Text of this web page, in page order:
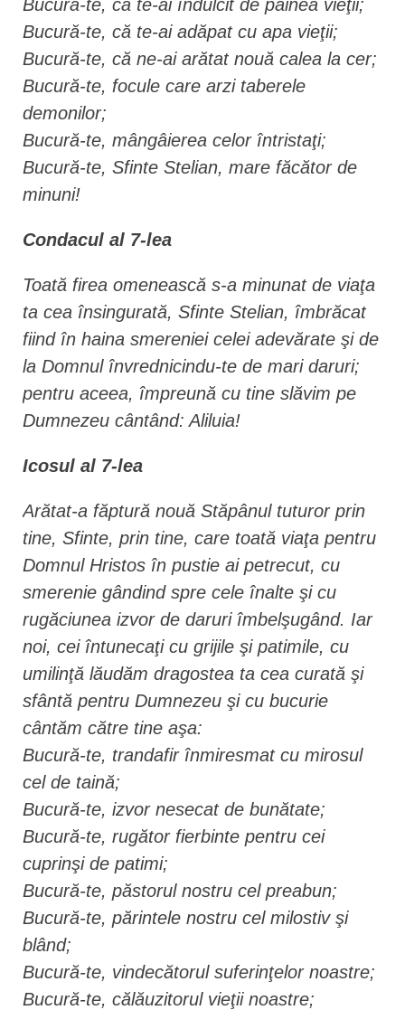
Bucură-te, că te-ai îndulcit de pâinea vieţii;
Bucură-te, că te-ai adăpat cu apa vieţii;
Bucură-te, că ne-ai arătat nouă calea la cer;
Bucură-te, focule care arzi taberele
demonilor;
Bucură-te, mângâierea celor întristaţi;
Bucură-te, Sfinte Stelian, mare făcător de
minuni!
Condacul al 7-lea
Toată firea omenească s-a minunat de viaţa
ta cea însingurată, Sfinte Stelian, îmbrăcat
fiind în haina smereniei celei adevărate şi de
la Domnul învrednicindu-te de mari daruri;
pentru aceea, împreună cu tine slăvim pe
Dumnezeu cântând: Aliluia!
Icosul al 7-lea
Arătat-a făptură nouă Stăpânul tuturor prin
tine, Sfinte, prin tine, care toată viaţa pentru
Domnul Hristos în pustie ai petrecut, cu
smerenie gândind spre cele înalte şi cu
rugăciunea izvor de daruri îmbelşugând. Iar
noi, cei întunecaţi cu grijile şi patimile, cu
umilinţă lăudăm dragostea ta cea curată şi
sfântă pentru Dumnezeu şi cu bucurie
cântăm către tine aşa:
Bucură-te, trandafir înmiresmat cu mirosul
cel de taină;
Bucură-te, izvor nesecat de bunătate;
Bucură-te, rugător fierbinte pentru cei
cuprinşi de patimi;
Bucură-te, păstorul nostru cel preabun;
Bucură-te, părintele nostru cel milostiv şi
blând;
Bucură-te, vindecătorul suferinţelor noastre;
Bucură-te, călăuzitorul vieţii noastre;